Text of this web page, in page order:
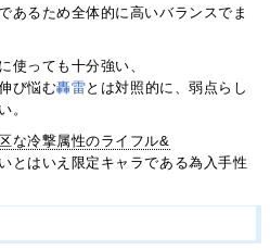
あるため全体的に高いバランスでま
使っても十分強い、
び悩む轟雷とは対照的に、弱点らし
。
な冷撃属性のライフル&
とはいえ限定キャラである為入手性